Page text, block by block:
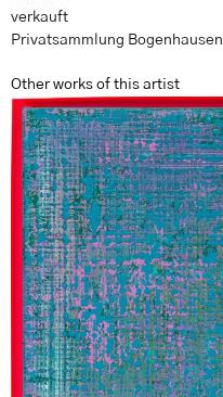
verkauft
Privatsammlung Bogenhausen
Other works of this artist